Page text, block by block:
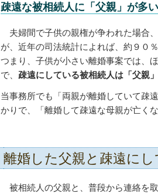
疎遠な被相続人に「父親」が多
夫婦間で子供の親権が争われた場合
が、近年の司法統計によれば、約９０
つまり、子供が小さい離婚事案では、
で、 疎遠にしている被相続人は「父親
当事務所でも「両親が離婚していて疎
かりで、「離婚して疎遠な母親が亡く
離婚した父親と疎遠に
被相続人の父親と、普段から連絡を